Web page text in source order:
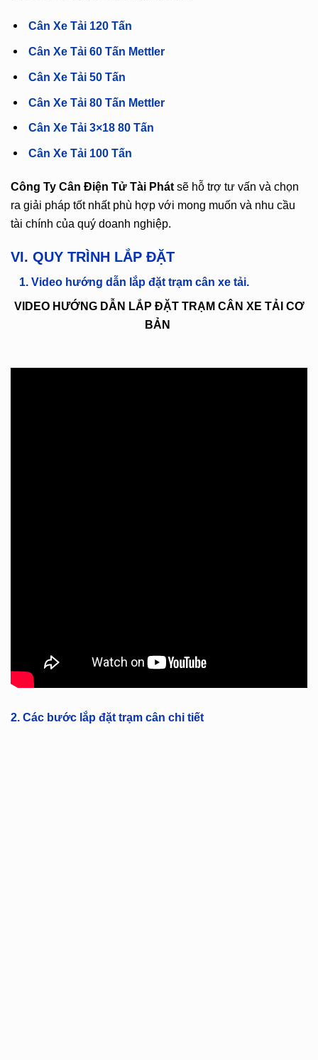
Cân Xe Tải 120 Tấn
Cân Xe Tải 60 Tấn Mettler
Cân Xe Tải 50 Tấn
Cân Xe Tải 80 Tấn Mettler
Cân Xe Tải 3×18 80 Tấn
Cân Xe Tải 100 Tấn
Công Ty Cân Điện Tử Tài Phát sẽ hỗ trợ tư vấn và chọn
ra giải pháp tốt nhất phù hợp với mong muốn và nhu cầu
tài chính của quý doanh nghiệp.
VI. QUY TRÌNH LẮP ĐẶT
1. Video hướng dẫn lắp đặt trạm cân xe tải.
VIDEO HƯỚNG DẪN LẮP ĐẶT TRẠM CÂN XE TẢI CƠ
BẢN
2. Các bước lắp đặt trạm cân chi tiết